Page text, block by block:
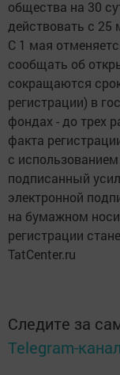
общества на 30
действовать с 25
С 1 мая
сообщать об
сокращаются
регистрации) в
фондах - до трех
факта
с
подписанный
электронной
на бумажном
регистрации
TatCenter.ru
Следите за
Telegram-